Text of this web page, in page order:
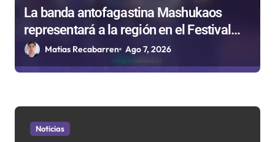
La banda antofagastina Mashukaos
representará a la región en el Festival
Rockódromo de Valparaíso
Matias Recabarren Ago 7, 2026
Noticias